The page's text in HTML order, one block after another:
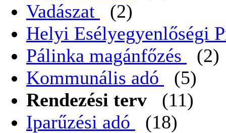
Vadászat
(2)
Helyi Esélyegyenlőségi
Pálinka magánfőzés
(2)
Kommunális adó
(5)
Rendezési terv
(11)
Iparűzési adó
(18)